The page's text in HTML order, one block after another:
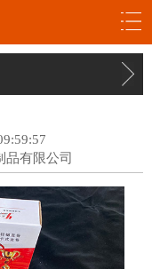
品有限公司